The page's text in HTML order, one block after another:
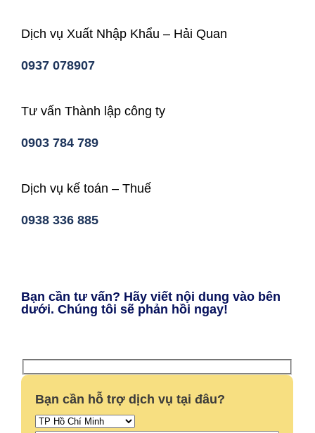
Dịch vụ Xuất Nhập Khẩu – Hải Quan
0937 078907
Tư vấn Thành lập công ty
0903 784 789
Dịch vụ kế toán – Thuế
0938 336 885
Bạn cần tư vấn? Hãy viết nội dung vào bên
dưới. Chúng tôi sẽ phản hồi ngay!
Bạn cần hỗ trợ dịch vụ tại đâu?